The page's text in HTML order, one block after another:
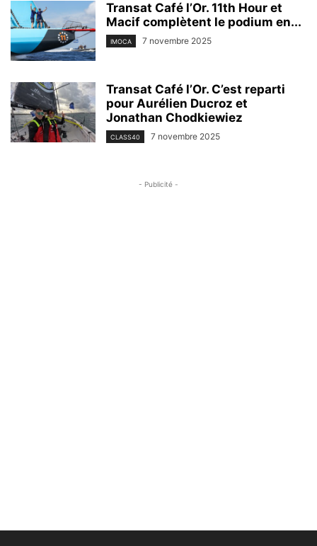
Transat Café l’Or. 11th Hour et
Macif complètent le podium en...
IMOCA 7 novembre 2025
Transat Café l’Or. C’est reparti
pour Aurélien Ducroz et
Jonathan Chodkiewiez
CLASS40 7 novembre 2025
- Publicité -